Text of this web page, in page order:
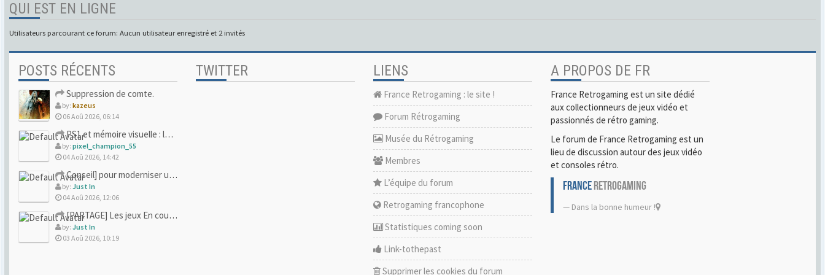
QUI EST EN LIGNE
Utilisateurs parcourant ce forum: Aucun utilisateur enregistré et 2 invités
POSTS RÉCENTS
Suppression de comte.
by: kazeus
06 Aoû 2026, 06:14
PS1 et mémoire visuelle : le jeu qui vous a soufflé la premi
by: pixel_champion_55
04 Aoû 2026, 14:42
Conseil] pour moderniser un site (un peu trop) rétro
by: Just In
04 Aoû 2026, 12:06
[PARTAGE] Les jeux En cours/Terminés
by: Just In
03 Aoû 2026, 10:19
TWITTER LIENS
France Retrogaming : le site !
Forum Rétrogaming
Musée du Rétrogaming
Membres
L’équipe du forum
Retrogaming francophone
Statistiques coming soon
Link-tothepast
Supprimer les cookies du forum
A PROPOS DE FR
France Retrogaming est un site dédié
aux collectionneurs de jeux vidéo et
passionnés de rétro gaming.
Le forum de France Retrogaming est un
lieu de discussion autour des jeux vidéo
et consoles rétro.
FRANCERETROGAMING
Dans la bonne humeur !